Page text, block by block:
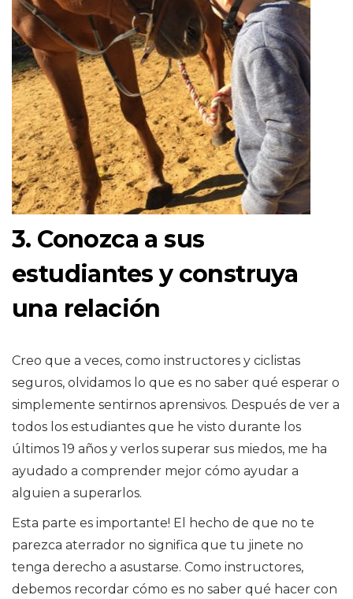
3. Conozca a sus
estudiantes y construya
una relación
Creo que a veces, como instructores y ciclistas
seguros, olvidamos lo que es no saber qué esperar o
simplemente sentirnos aprensivos. Después de ver a
todos los estudiantes que he visto durante los
últimos 19 años y verlos superar sus miedos, me ha
ayudado a comprender mejor cómo ayudar a
alguien a superarlos.
Esta parte es importante! El hecho de que no te
parezca aterrador no significa que tu jinete no
tenga derecho a asustarse. Como instructores,
debemos recordar cómo es no saber qué hacer con